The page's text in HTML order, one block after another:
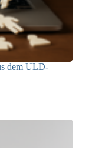
dem ULD-